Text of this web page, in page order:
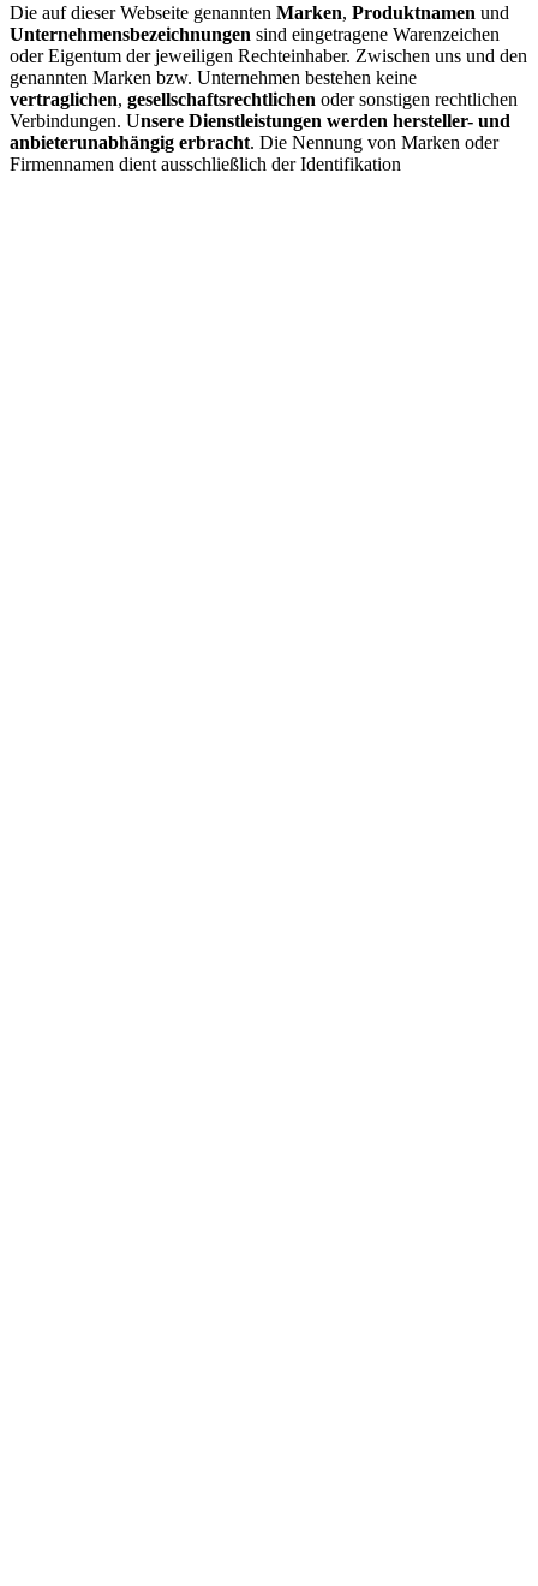
Die auf dieser Webseite genannten Marken, Produktnamen und
Unternehmensbezeichnungen sind eingetragene Warenzeichen
oder Eigentum der jeweiligen Rechteinhaber. Zwischen uns und den
genannten Marken bzw. Unternehmen bestehen keine
vertraglichen, gesellschaftsrechtlichen oder sonstigen rechtlichen
Verbindungen. Unsere Dienstleistungen werden hersteller- und
anbieterunabhängig erbracht. Die Nennung von Marken oder
Firmennamen dient ausschließlich der Identifikation